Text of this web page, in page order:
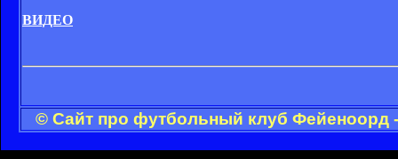
ВИДЕО
© Сайт про футбольный клуб Фейеноорд